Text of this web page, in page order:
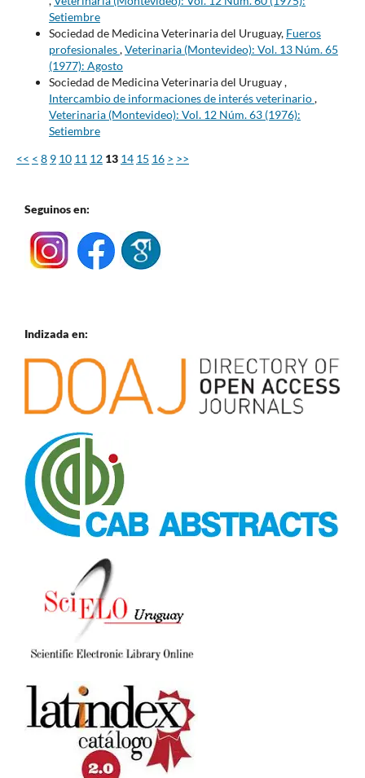
Setiembre
Sociedad de Medicina Veterinaria del Uruguay, Fueros
profesionales,Veterinaria (Montevideo): Vol. 13 Núm. 65
(1977): Agosto
Sociedad de Medicina Veterinaria del Uruguay ,
Intercambio de informaciones de interés veterinario,
Veterinaria (Montevideo): Vol. 12 Núm. 63 (1976):
Setiembre
<< < 8 9 10 11 12 13 14 15 16 > >>
Seguinos en:
Indizada en: